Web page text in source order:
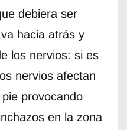
debiera ser
hacia atrás y
los nervios: si es
nervios afectan
provocando
en la zona